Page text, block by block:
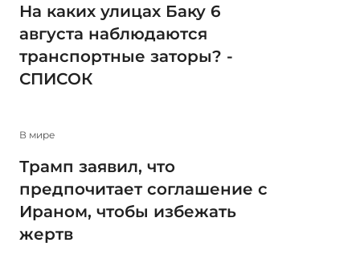
На каких улицах Баку 6
августа наблюдаются
транспортные заторы? -
СПИСОК
В мире
Трамп заявил, что
предпочитает соглашение с
Ираном, чтобы избежать
жертв